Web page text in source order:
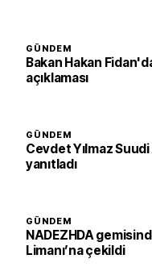
GÜNDEM
Bakan Hakan
açıklaması
GÜNDEM
Cevdet Yılmaz
yanıtladı
GÜNDEM
NADEZHDA
Limanı’na çekildi